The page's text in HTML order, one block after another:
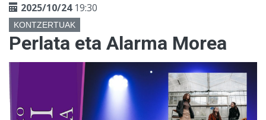
2025/10/2419:30
KONTZERTUAK
Perlata eta Alarma Morea